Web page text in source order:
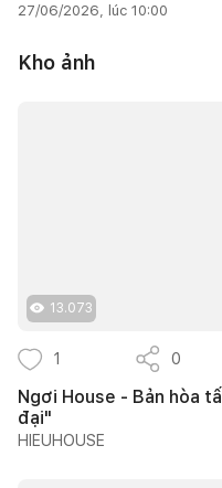
27/06/2026, lúc 10:00
Kho ảnh
13.073
1 0
Ngơi House - Bản hòa
đại"
HIEUHOUSE